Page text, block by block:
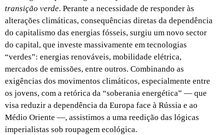
transição verde. Perante a necessidade de responder às
alterações climáticas, consequências diretas da dependência
do capitalismo das energias fósseis, surgiu um novo sector
do capital, que investe massivamente em tecnologias
“verdes”: energias renováveis, mobilidade elétrica,
mercados de emissões, entre outros. Combinando as
exigências dos movimentos climáticos, especialmente entre
os jovens, com a retórica da “soberania energética” — que
visa reduzir a dependência da Europa face à Rússia e ao
Médio Oriente —, assistimos a uma reedição das lógicas
imperialistas sob roupagem ecológica.